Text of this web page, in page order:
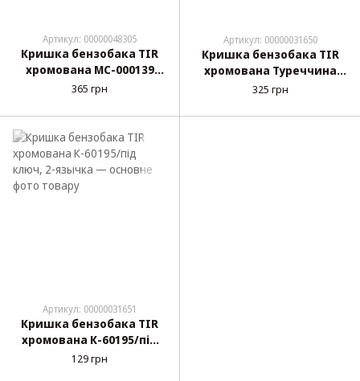
Артикул: 00000048305
Кришка бензобака TIR
хромована МС-000139
D=78мм/під ключ, 2-
365 грн
Артикул: 00000031650
Кришка бензобака TIR
хромована Туреччина
050041 D=80мм/під ключ,
325 грн
Артикул: 00000031651
Кришка бензобака TIR
хромована К-60195/під
ключ, 2-язычка
129 грн